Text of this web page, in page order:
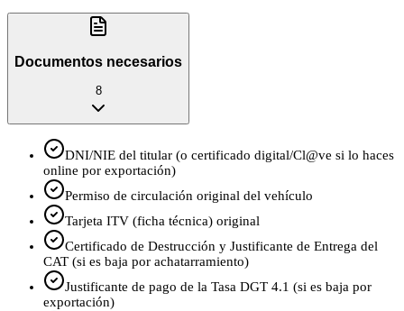
Documentos necesarios
8
DNI/NIE del titular (o certificado digital/Cl@ve si lo haces
online por exportación)
Permiso de circulación original del vehículo
Tarjeta ITV (ficha técnica) original
Certificado de Destrucción y Justificante de Entrega del
CAT (si es baja por achatarramiento)
Justificante de pago de la Tasa DGT 4.1 (si es baja por
exportación)